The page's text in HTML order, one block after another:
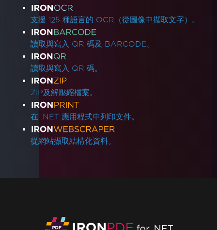
支援 125 種語言的 OCR（從圖像中擷取文字）。
讀取與寫入 QR 碼及 BARCODE。
讀取與寫入 QR 碼。
ZIP及解壓縮檔案。
在 .NET 應用程式中列印文件。
從網站擷取結構化資料。